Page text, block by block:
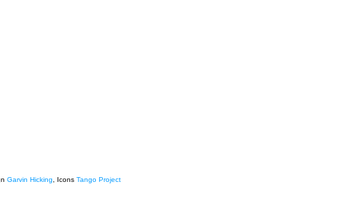
Garvin Hicking , Icons Tango Project